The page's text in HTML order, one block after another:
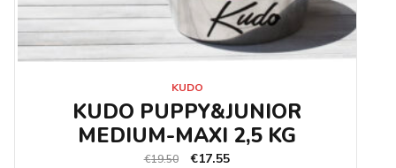
KUDO
KUDO PUPPY&JUNIOR
MEDIUM-MAXI 2,5 KG
€19.50 €17.55